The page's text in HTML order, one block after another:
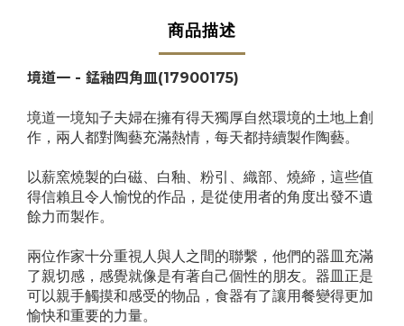
商品描述
境道一 - 錳釉四角皿(17900175)
境道一境知子夫婦在擁有得天獨厚自然環境的土地上創
作，兩人都對陶藝充滿熱情，每天都持續製作陶藝。
以薪窯燒製的白磁、白釉、粉引、織部、燒締，這些值
得信賴且令人愉悅的作品，是從使用者的角度出發不遺
餘力而製作。
兩位作家十分重視人與人之間的聯繫，他們的器皿充滿
了親切感，感覺就像是有著自己個性的朋友。器皿正是
可以親手觸摸和感受的物品，食器有了讓用餐變得更加
愉快和重要的力量。